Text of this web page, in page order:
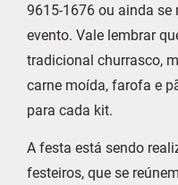
9615-1676 ou ainda se
evento. Vale lembrar
tradicional churrasco,
carne moída, farofa e
para cada kit.
A festa está sendo
festeiros, que se